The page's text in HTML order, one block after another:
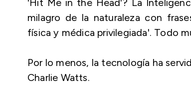
'Hit Me in the Head'? La
milagro de la naturaleza con
física y médica privilegiada'. Todo
Por lo menos, la tecnología ha
Charlie Watts.